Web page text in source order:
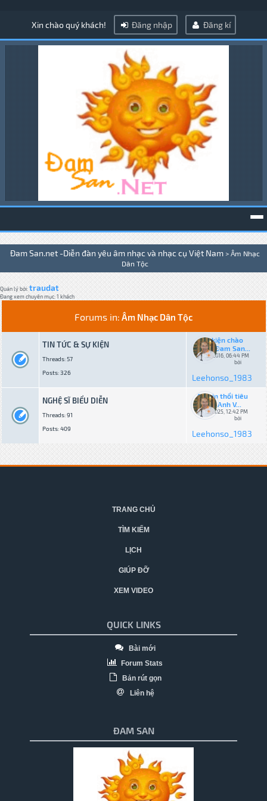
Xin chào quý khách! Đăng nhập Đăng kí
Đam San.net -Diễn đàn yêu âm nhạc và nhạc cụ Việt Nam > Âm Nhạc
Dân Tộc
Quản lý bởi:traudat
Đang xem chuyên mục: 1 khách
Forums in: Âm Nhạc Dân Tộc
TIN TỨC & SỰ KIỆN
Threads: 57
Posts: 326
Sự kiện chào
mừng Đam San...
05-02-2016, 06:44 PM
bởi
Leehonso_1983
NGHỆ SĨ BIỂU DIỄN
Threads: 91
Posts: 409
Admin thổi tiêu
bản Anh V...
10-11-2025, 12:42 PM
bởi
Leehonso_1983
TRANG CHỦ
TÌM KIẾM
LỊCH
GIÚP ĐỠ
XEM VIDEO
QUICK LINKS
Bài mới
Forum Stats
Bản rút gọn
Liên hệ
ĐAM SAN